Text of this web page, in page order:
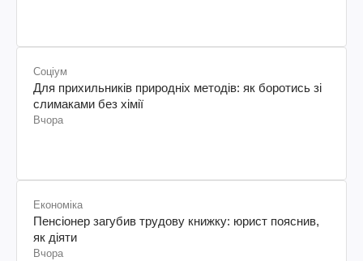
Соціум
Для прихильників природніх методів: як боротись зі
слимаками без хімії
Вчора
Економіка
Пенсіонер загубив трудову книжку: юрист пояснив,
як діяти
Вчора